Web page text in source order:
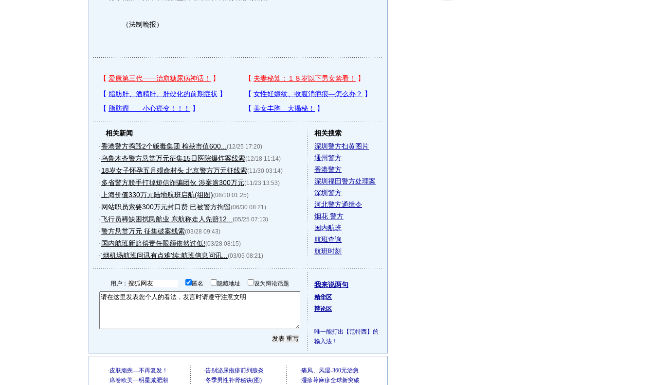
（法制晚报）
相关新闻
·香港警方捣毁2个贩毒集团 检获市值600... (12/25 17:20)
·乌鲁木齐警方悬赏万元征集15日医院爆炸案线索(12/18 11:14)
·18岁女子怀孕五月殒命村头 北京警方万元征线索(11/30 03:14)
·多省警方联手打掉短信诈骗团伙 涉案逾300万元(11/23 13:53)
· 上海价值330万元陆地航班启航(组图)(08/10 01:25)
·网站职员索要300万元封口费 已被警方拘留(06/30 08:21)
·飞行员稀缺困扰民航业 东航称走人先赔12... (05/25 07:13)
·警方悬赏万元 征集破案线索(03/28 09:43)
·国内航班新赔偿责任限额依然过低!(03/28 08:15)
·'烟机场航班问讯有点难'续:航班信息问讯... (03/05 08:21)
相关搜索
深圳警方扫黄图片
通州警方
香港警方
深圳福田警方处理案
深圳警方
河北警方通缉令
烟花 警方
国内航班
航班查询
航班时刻
用户： 匿名 隐藏地址 设为辩论话题 我来说两句
精华区
辩论区
唯一能打出【范特西】的
输入法！